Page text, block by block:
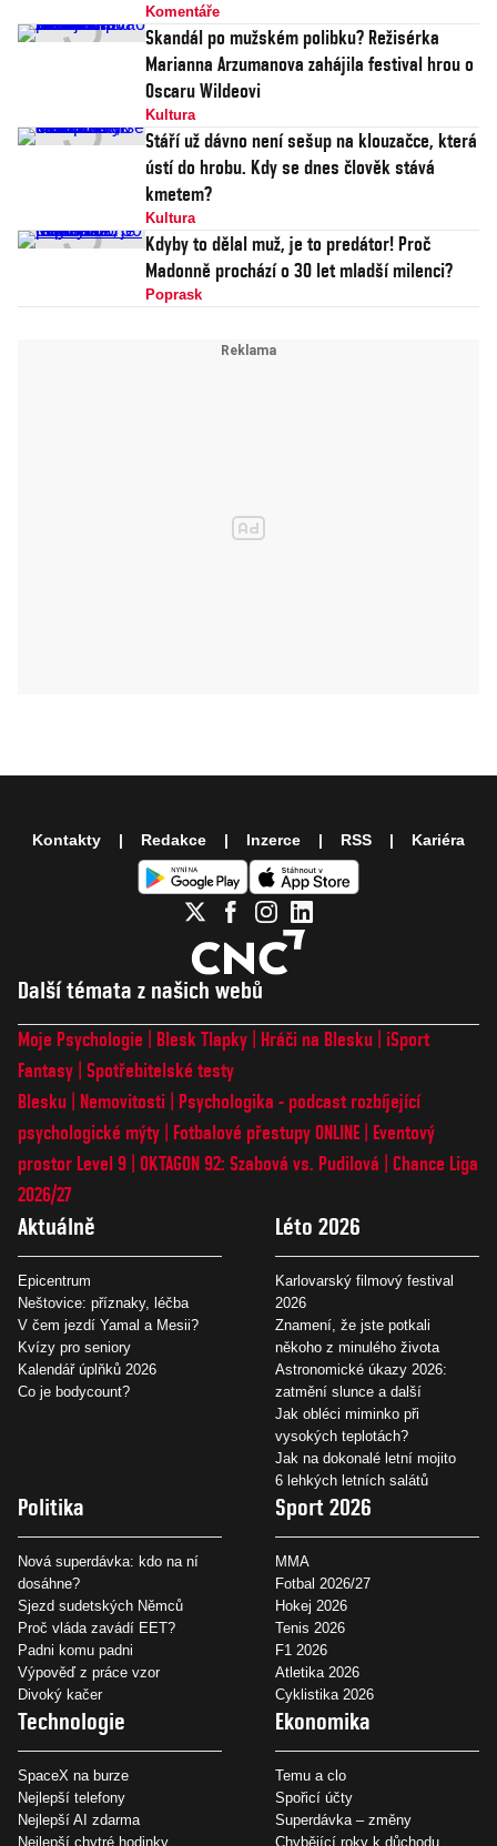
Komentáře
Skandál po mužském polibku? Režisérka
Marianna Arzumanova zahájila festival hrou o
Oscaru Wildeovi
Kultura
Stáří už dávno není sešup na klouzačce, která
ústí do hrobu. Kdy se dnes člověk stává
kmetem?
Kultura
Kdyby to dělal muž, je to predátor! Proč
Madonně prochází o 30 let mladší milenci?
Poprask
Další témata z našich webů
Moje Psychologie Blesk Tlapky Hráči na Blesku
iSport
Fantasy Spotřebitelské testy
Blesku
Nemovitosti
Psychologika - podcast rozbíjející
psychologické mýty
Fotbalové přestupy ONLINE
Eventový
prostor Level 9 OKTAGON 92: Szabová vs. Pudilová
Chance Liga
2026/27
Aktuálně
Epicentrum
Neštovice: příznaky, léčba
V čem jezdí Yamal a Mesii?
Kvízy pro seniory
Kalendář úplňků 2026
Co je bodycount?
Léto 2026
Karlovarský filmový festival
2026
Znamení, že jste potkali
někoho z minulého života
Astronomické úkazy 2026:
zatmění slunce a další
Jak obléci miminko při
vysokých teplotách?
Jak na dokonalé letní mojito
6 lehkých letních salátů
Politika
Nová superdávka: kdo na ní
dosáhne?
Sjezd sudetských Němců
Proč vláda zavádí EET?
Padni komu padni
Výpověď z práce vzor
Divoký kačer
Sport 2026
MMA
Fotbal 2026/27
Hokej 2026
Tenis 2026
F1 2026
Atletika 2026
Cyklistika 2026
Technologie
SpaceX na burze
Nejlepší telefony
Nejlepší AI zdarma
Nejlepší chytré hodinky
Ekonomika
Temu a clo
Spořicí účty
Superdávka – změny
Chybějící roky k důchodu
Kontakty Redakce Inzerce RSS Kariéra